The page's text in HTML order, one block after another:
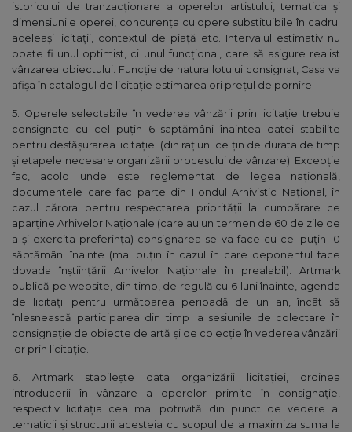
istoricului de tranzacționare a operelor artistului, tematica și
dimensiunile operei, concurența cu opere substituibile în cadrul
aceleași licitații, contextul de piață etc. Intervalul estimativ nu
poate fi unul optimist, ci unul funcțional, care să asigure realist
vânzarea obiectului. Funcție de natura lotului consignat, Casa va
afișa în catalogul de licitație estimarea ori prețul de pornire.
5. Operele selectabile în vederea vânzării prin licitaţie trebuie
consignate cu cel puţin 6 saptămâni înaintea datei stabilite
pentru desfăşurarea licitaţiei (din raţiuni ce ţin de durata de timp
și etapele necesare organizării procesului de vânzare). Excepție
fac, acolo unde este reglementat de legea națională,
documentele care fac parte din Fondul Arhivistic Național, în
cazul cărora pentru respectarea priorității la cumpărare ce
aparține Arhivelor Naționale (care au un termen de 60 de zile de
a-și exercita preferința) consignarea se va face cu cel puțin 10
săptămâni înainte (mai puțin în cazul în care deponentul face
dovada înștiințării Arhivelor Naționale în prealabil). Artmark
publică pe website, din timp, de regulă cu 6 luni înainte, agenda
de licitații pentru următoarea perioadă de un an, încât să
înlesnească participarea din timp la sesiunile de colectare în
consignaţie de obiecte de artă și de colecție în vederea vânzării
lor prin licitaţie.
6. Artmark stabileşte data organizării licitației, ordinea
introducerii în vânzare a operelor primite în consignaţie,
respectiv licitația cea mai potrivită din punct de vedere al
tematicii și structurii acesteia cu scopul de a maximiza suma la